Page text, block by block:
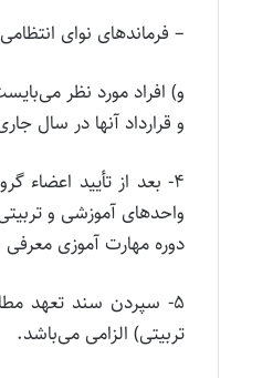
– فرماندهای نوای
و قرارداد آنها در سال
۴- بعد از تأیید
دوره مهارت آموزی
تربیتی) الزامی می‌باشد.